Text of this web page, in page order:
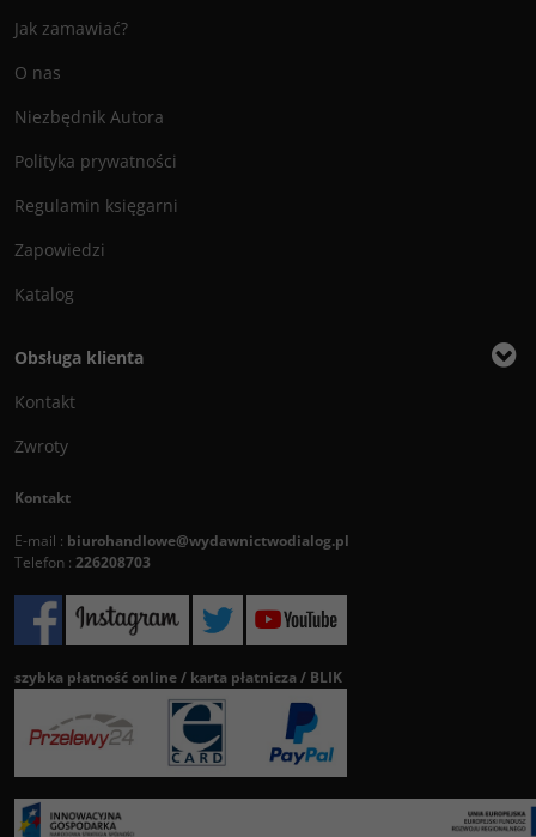
Jak zamawiać?
O nas
Niezbędnik Autora
Polityka prywatności
Regulamin księgarni
Zapowiedzi
Katalog
Obsługa klienta
Kontakt
Zwroty
Kontakt
E-mail : biurohandlowe@wydawnictwodialog.pl
Telefon : 226208703
szybka płatność online / karta płatnicza / BLIK